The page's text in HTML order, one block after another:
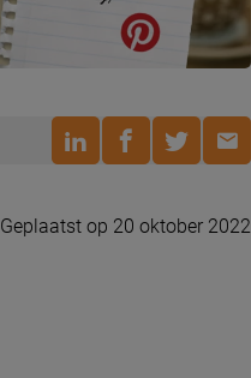
Geplaatst op 20 oktober 2022